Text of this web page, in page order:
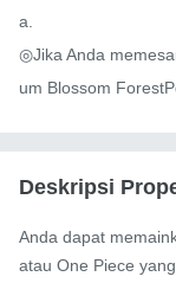
a.
◎Jika Anda
um Blossom
Deskripsi
Anda dapat
atau One Piece